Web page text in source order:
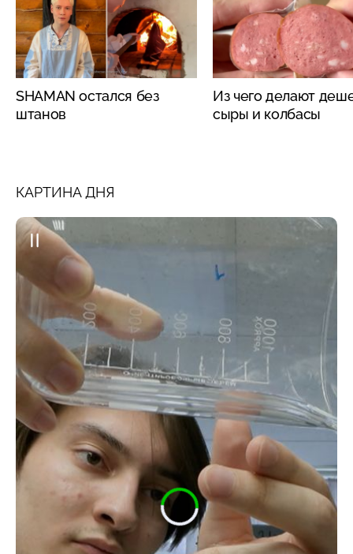
SHAMAN остался без
штанов
Из чего делают
сыры и колбасы
КАРТИНА ДНЯ